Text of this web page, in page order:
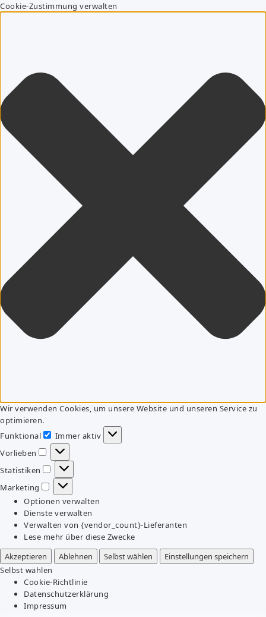
Cookie-Zustimmung verwalten
Wir verwenden Cookies, um unsere Website und unseren Service zu
optimieren.
Funktional
Funktional
Immer aktiv
Vorlieben
Vorlieben
Statistiken
Statistiken
Marketing
Marketing
Optionen verwalten
Dienste verwalten
Verwalten von {vendor_count}-Lieferanten
Lese mehr über diese Zwecke
Akzeptieren
Ablehnen Selbst wählen
Einstellungen speichern
Selbst wählen
Cookie-Richtlinie
Datenschutzerklärung
Impressum